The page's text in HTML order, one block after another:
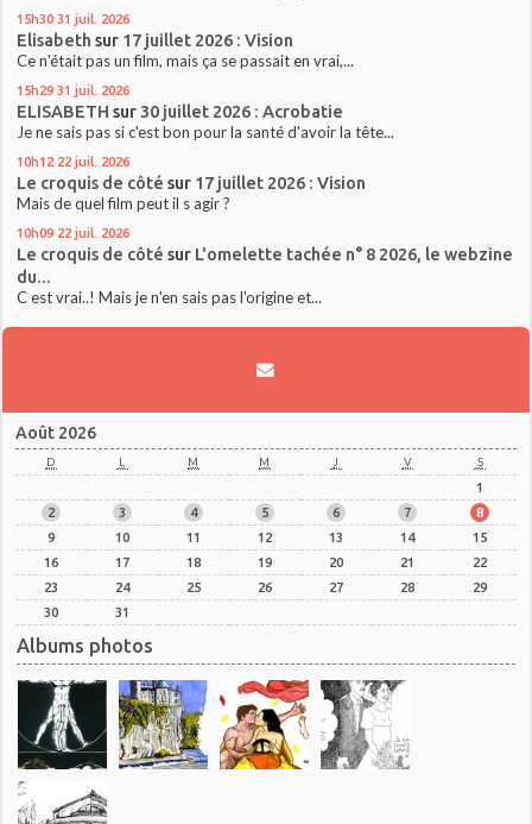
15h30 31 juil. 2026
Elisabeth sur 17 juillet 2026 : Vision
Ce n'était pas un film, mais ça se passait en vrai,...
15h29 31 juil. 2026
ELISABETH sur 30 juillet 2026 : Acrobatie
Je ne sais pas si c'est bon pour la santé d'avoir la tête...
10h12 22 juil. 2026
Le croquis de côté sur 17 juillet 2026 : Vision
Mais de quel film peut il s agir ?
10h09 22 juil. 2026
Le croquis de côté sur L'omelette tachée n° 8 2026, le webzine
du...
C est vrai..! Mais je n'en sais pas l'origine et...
Août 2026
D L M M J V S
1
2
3 4 5 6 7
8
9
10 11 12 13 14
15
16
17 18 19 20 21
22
23
24 25 26 27 28
29
30
31
Albums photos